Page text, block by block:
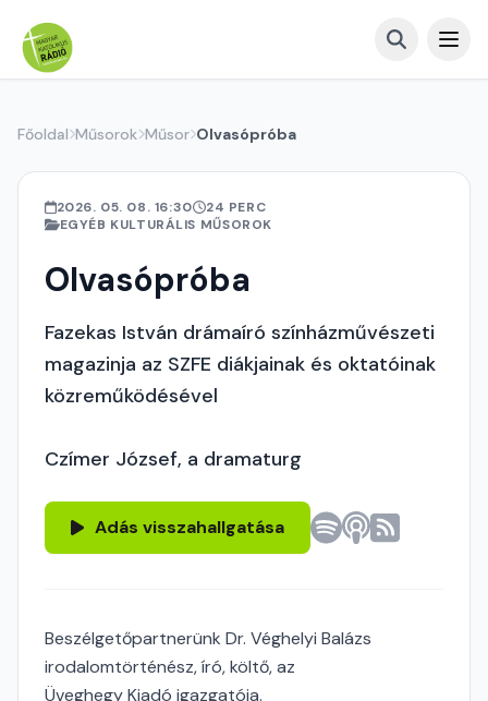
Főoldal Műsorok Műsor Olvasópróba
2026. 05. 08. 16:30
24 PERC
EGYÉB KULTURÁLIS MŰSOROK
Olvasópróba
Fazekas István drámaíró színházművészeti
magazinja az SZFE diákjainak és oktatóinak
közreműködésével
Czímer József, a dramaturg
Adás visszahallgatása
Beszélgetőpartnerünk Dr. Véghelyi Balázs
irodalomtörténész, író, költő, az
Üveghegy Kiadó igazgatója.